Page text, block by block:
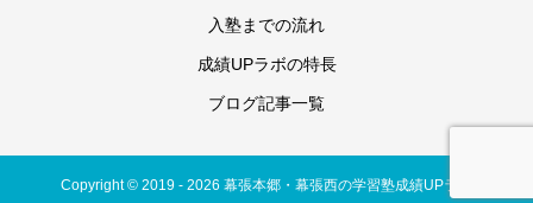
入塾までの流れ
成績UPラボの特長
ブログ記事一覧
Copyright © 2019 - 2026 幕張本郷・幕張西の学習塾成績UPラボ
お問い合わせ